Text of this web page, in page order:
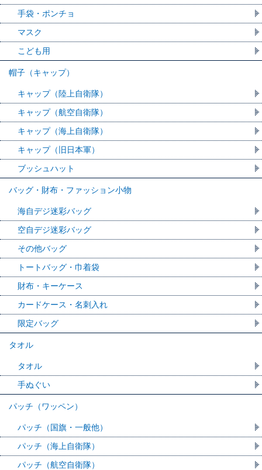
手袋・ポンチョ
マスク
こども用
帽子（キャップ）
キャップ（陸上自衛隊）
キャップ（航空自衛隊）
キャップ（海上自衛隊）
キャップ（旧日本軍）
ブッシュハット
バッグ・財布・ファッション小物
海自デジ迷彩バッグ
空自デジ迷彩バッグ
その他バッグ
トートバッグ・巾着袋
財布・キーケース
カードケース・名刺入れ
限定バッグ
タオル
タオル
手ぬぐい
パッチ（ワッペン）
パッチ（国旗・一般他）
パッチ（海上自衛隊）
パッチ（航空自衛隊）